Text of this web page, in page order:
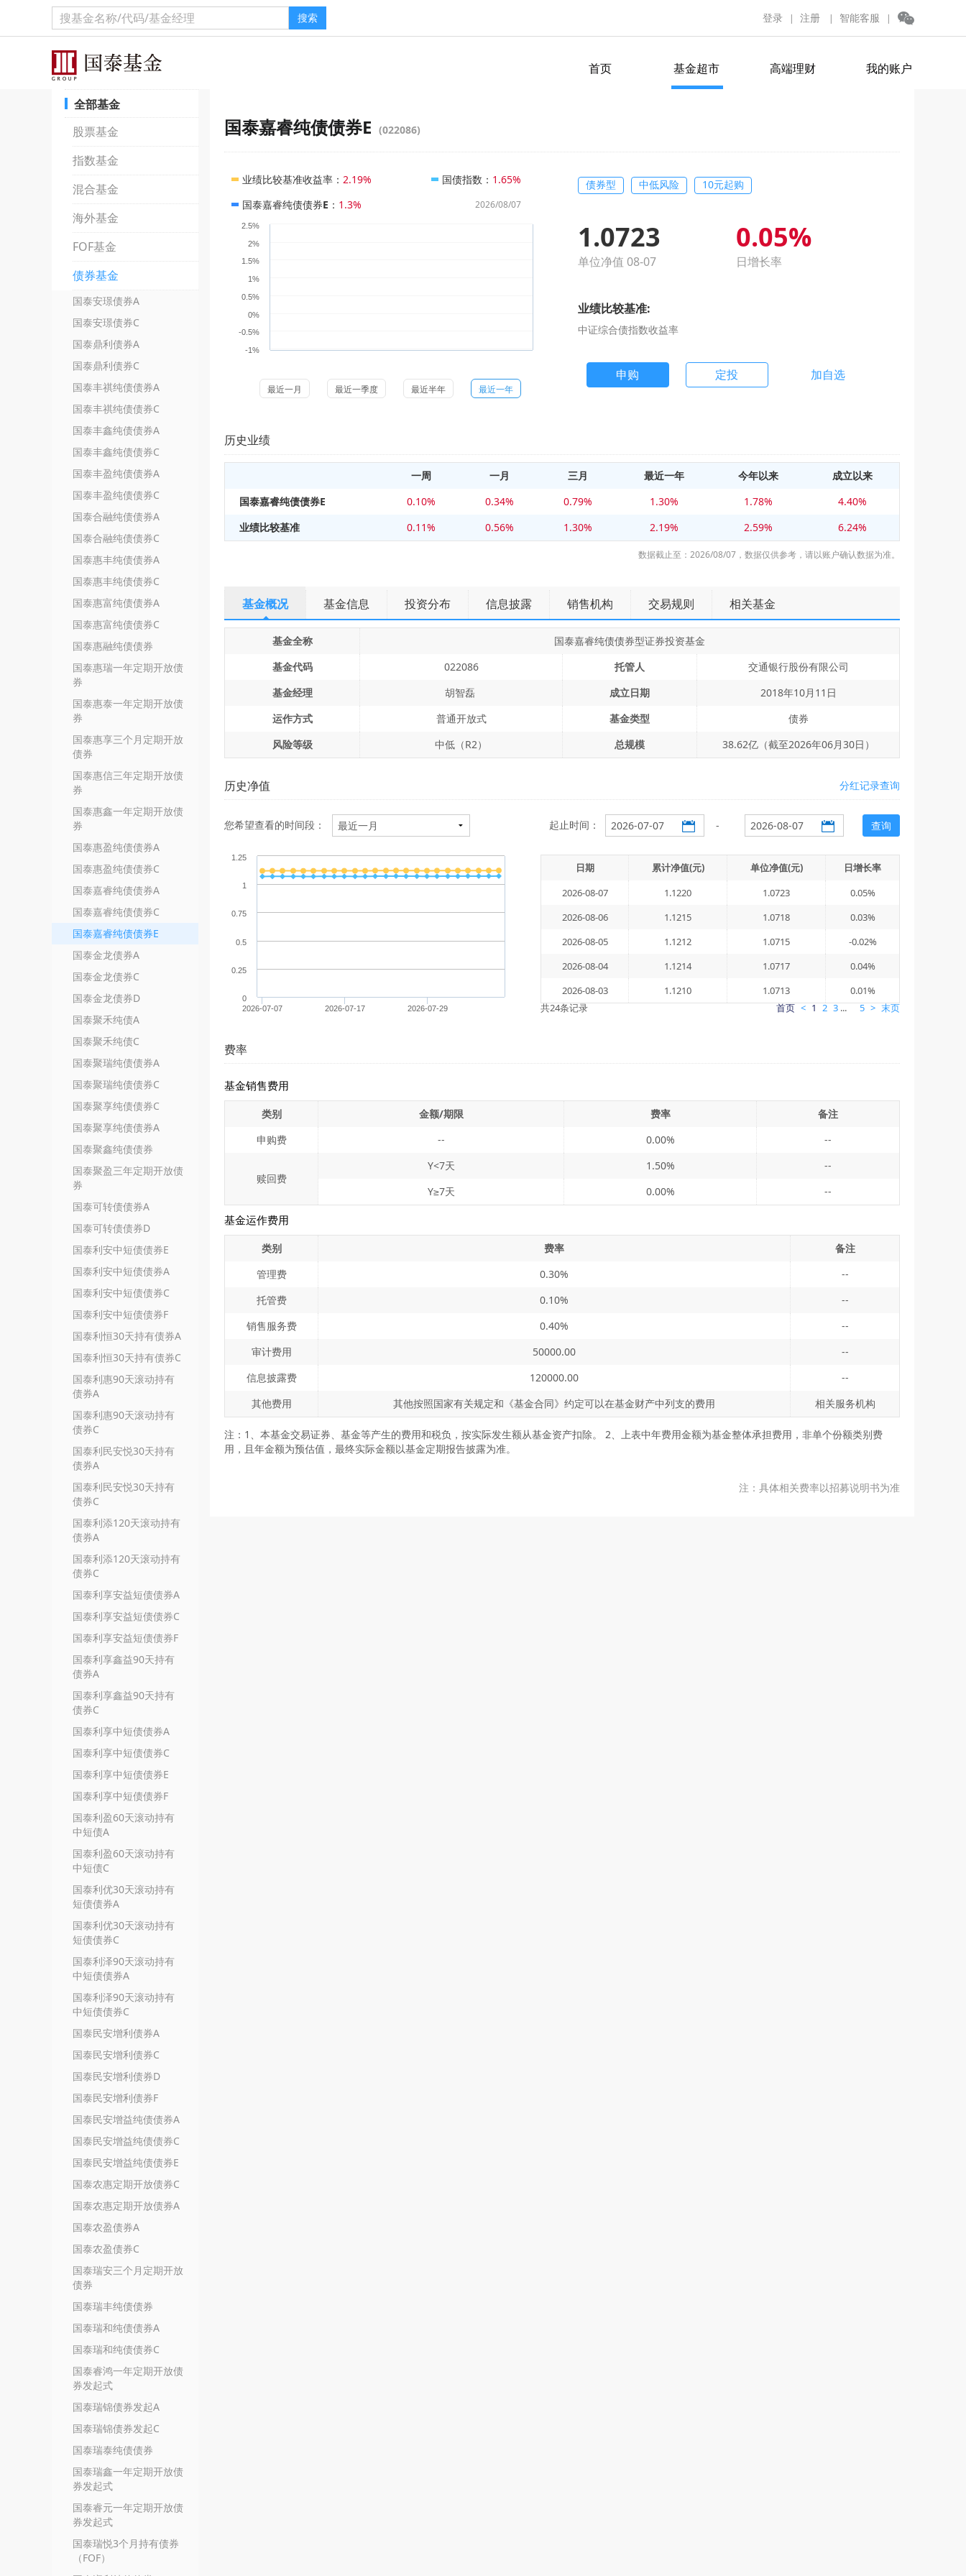
搜索 登录 | 注册 | 智能客服 |
首页 基金超市 高端理财 我的账户
全部基金
股票基金
指数基金
混合基金
海外基金
FOF基金
债券基金
国泰安璟债券A
国泰安璟债券C
国泰鼎利债券A
国泰鼎利债券C
国泰丰祺纯债债券A
国泰丰祺纯债债券C
国泰丰鑫纯债债券A
国泰丰鑫纯债债券C
国泰丰盈纯债债券A
国泰丰盈纯债债券C
国泰合融纯债债券A
国泰合融纯债债券C
国泰惠丰纯债债券A
国泰惠丰纯债债券C
国泰惠富纯债债券A
国泰惠富纯债债券C
国泰惠融纯债债券
国泰惠瑞一年定期开放债
券
国泰惠泰一年定期开放债
券
国泰惠享三个月定期开放
债券
国泰惠信三年定期开放债
券
国泰惠鑫一年定期开放债
券
国泰惠盈纯债债券A
国泰惠盈纯债债券C
国泰嘉睿纯债债券A
国泰嘉睿纯债债券C
国泰嘉睿纯债债券E
国泰金龙债券A
国泰金龙债券C
国泰金龙债券D
国泰聚禾纯债A
国泰聚禾纯债C
国泰聚瑞纯债债券A
国泰聚瑞纯债债券C
国泰聚享纯债债券C
国泰聚享纯债债券A
国泰聚鑫纯债债券
国泰聚盈三年定期开放债
券
国泰可转债债券A
国泰可转债债券D
国泰利安中短债债券E
国泰利安中短债债券A
国泰利安中短债债券C
国泰利安中短债债券F
国泰利恒30天持有债券A
国泰利恒30天持有债券C
国泰利惠90天滚动持有
债券A
国泰利惠90天滚动持有
债券C
国泰利民安悦30天持有
债券A
国泰利民安悦30天持有
债券C
国泰利添120天滚动持有
债券A
国泰利添120天滚动持有
债券C
国泰利享安益短债债券A
国泰利享安益短债债券C
国泰利享安益短债债券F
国泰利享鑫益90天持有
债券A
国泰利享鑫益90天持有
债券C
国泰利享中短债债券A
国泰利享中短债债券C
国泰利享中短债债券E
国泰利享中短债债券F
国泰利盈60天滚动持有
中短债A
国泰利盈60天滚动持有
中短债C
国泰利优30天滚动持有
短债债券A
国泰利优30天滚动持有
短债债券C
国泰利泽90天滚动持有
中短债债券A
国泰利泽90天滚动持有
中短债债券C
国泰民安增利债券A
国泰民安增利债券C
国泰民安增利债券D
国泰民安增利债券F
国泰民安增益纯债债券A
国泰民安增益纯债债券C
国泰民安增益纯债债券E
国泰农惠定期开放债券C
国泰农惠定期开放债券A
国泰农盈债券A
国泰农盈债券C
国泰瑞安三个月定期开放
债券
国泰瑞丰纯债债券
国泰瑞和纯债债券A
国泰瑞和纯债债券C
国泰睿鸿一年定期开放债
券发起式
国泰瑞锦债券发起A
国泰瑞锦债券发起C
国泰瑞泰纯债债券
国泰瑞鑫一年定期开放债
券发起式
国泰睿元一年定期开放债
券发起式
国泰瑞悦3个月持有债券
（FOF）
国泰嘉睿纯债债券E (022086)
业绩比较基准收益率 ： 2.19% 国债指数 ： 1.65%
国泰嘉睿纯债债券E ： 1.3% 2026/08/07
-1%
-0.5%
0%
0.5%
1%
1.5%
2%
2.5%
最近一月 最近一季度 最近半年 最近一年
债券型 中低风险 10元起购
1.0723
单位净值 08-07
0.05%
日增长率
业绩比较基准:
中证综合债指数收益率
申购 定投 加自选
历史业绩
一周 一月 三月 最近一年 今年以来
成立以来
国泰嘉睿纯债债券E
0.10% 0.34% 0.79% 1.30% 1.78%
4.40%
业绩比较基准
0.11% 0.56% 1.30% 2.19% 2.59% 6.24%
数据截止至：2026/08/07，数据仅供参考，请以账户确认数据为准。
基金概况 基金信息 投资分布 信息披露 销售机构 交易规则 相关基金
基金全称
国泰嘉睿纯债债券型证券投资基金
基金代码
022086 托管人
交通银行股份有限公司
基金经理
胡智磊 成立日期
2018年10月11日
运作方式
普通开放式 基金类型
债券
风险等级
中低（R2） 总规模 38.62亿（截至2026年06月30日）
历史净值 分红记录查询
您希望查看的时间段： 起止时间： - 查询
2026-07-07 2026-07-17 2026-07-29
0
0.25
0.5
0.75
1
1.25
日期 累计净值(元) 单位净值(元)
日增长率
2026-08-07
1.1220 1.0723
0.05%
2026-08-06
1.1215 1.0718
0.03%
2026-08-05
1.1212 1.0715
-0.02%
2026-08-04
1.1214 1.0717
0.04%
2026-08-03
1.1210 1.0713
0.01%
共24条记录
首页 < 1 2 3... 5 > 末页
费率
基金销售费用
类别 金额/期限 费率
备注
申购费
-- 0.00% --
赎回费
Y<7天 1.50%
--
Y≥7天
0.00% --
基金运作费用
类别 费率
备注
管理费
0.30%
--
托管费
0.10%
--
销售服务费
0.40%
--
审计费用
50000.00
--
信息披露费
120000.00
--
其他费用
其他按照国家有关规定和《基金合同》约定可以在基金财产中列支的费用 相关服务机构
注：1、本基金交易证券、基金等产生的费用和税负，按实际发生额从基金资产扣除。 2、上表中年费用金额为基金整体承担费用，非单个份额类别费
用，且年金额为预估值，最终实际金额以基金定期报告披露为准。
注：具体相关费率以招募说明书为准